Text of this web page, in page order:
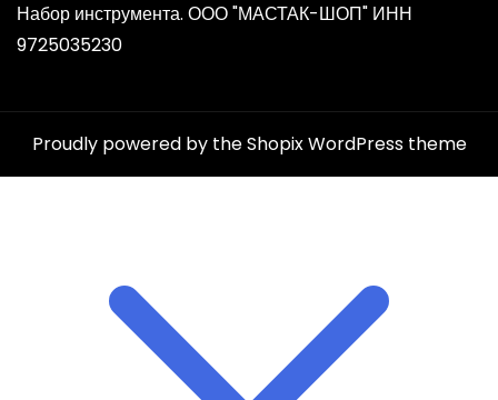
Набор инструмента. ООО "МАСТАК-ШОП" ИНН
9725035230
Proudly powered by theShopix WordPress theme